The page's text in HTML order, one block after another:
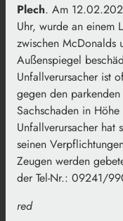
Plech. Am
Uhr, wurde an einem
zwischen McDonalds
Außenspiegel
Unfallverursacher ist
gegen den
Sachschaden in
Unfallverursacher hat
seinen
Zeugen werden
der Tel-Nr.: 09241/
red